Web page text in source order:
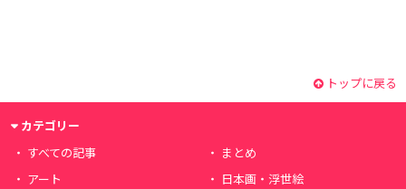
トップに戻る
カテゴリー
すべての記事
まとめ
アート
日本画・浮世絵